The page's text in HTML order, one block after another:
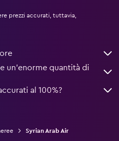
prezzi accurati, tuttavia,
un’enorme quantità di
al 100%?
Syrian Arab Air